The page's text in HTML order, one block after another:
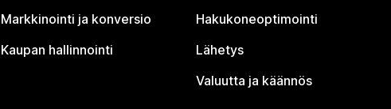
Markkinointi ja konversio
Kaupan hallinnointi
Hakukoneoptimointi
Lähetys
Valuutta ja käännös